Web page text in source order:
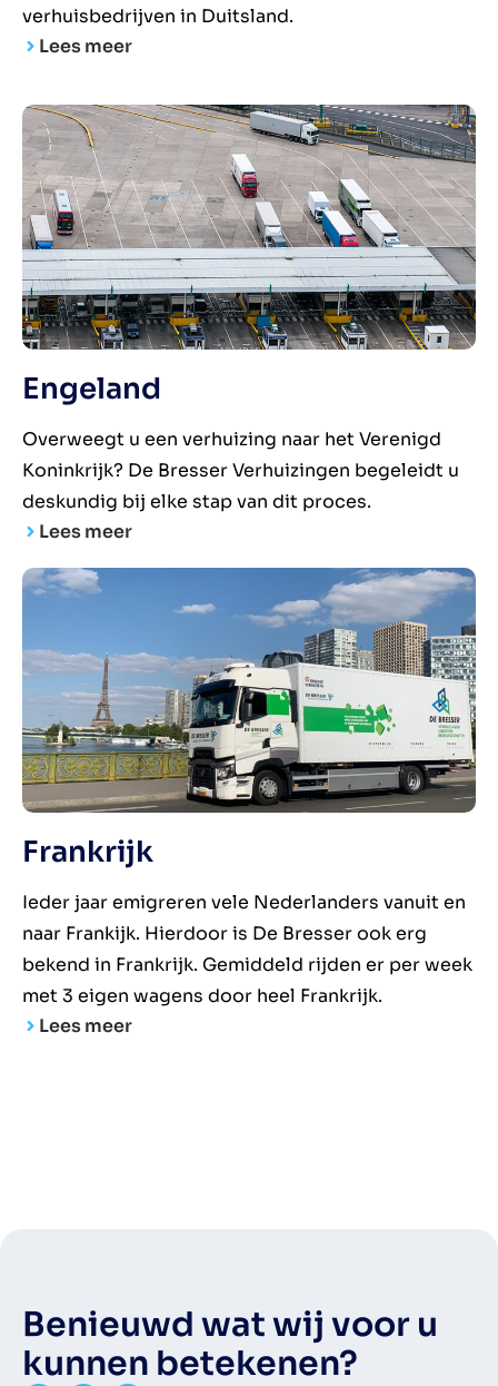
verhuisbedrijven in Duitsland.
Lees meer
Engeland
Overweegt u een verhuizing naar het Verenigd
Koninkrijk? De Bresser Verhuizingen begeleidt u
deskundig bij elke stap van dit proces.
Lees meer
Frankrijk
Ieder jaar emigreren vele Nederlanders vanuit en
naar Frankijk. Hierdoor is De Bresser ook erg
bekend in Frankrijk. Gemiddeld rijden er per week
met 3 eigen wagens door heel Frankrijk.
Lees meer
Benieuwd wat wij voor u
kunnen betekenen?